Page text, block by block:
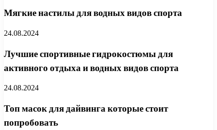
Мягкие настилы для водных видов спорта
24.08.2024
Лучшие спортивные гидрокостюмы для
активного отдыха и водных видов спорта
24.08.2024
Топ масок для дайвинга которые стоит
попробовать